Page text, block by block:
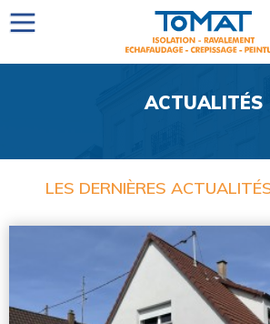
ACTUALITÉS
LES DERNIÈRES